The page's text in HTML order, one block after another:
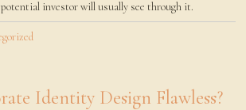
investor will usually see through it.
Identity Design Flawless?